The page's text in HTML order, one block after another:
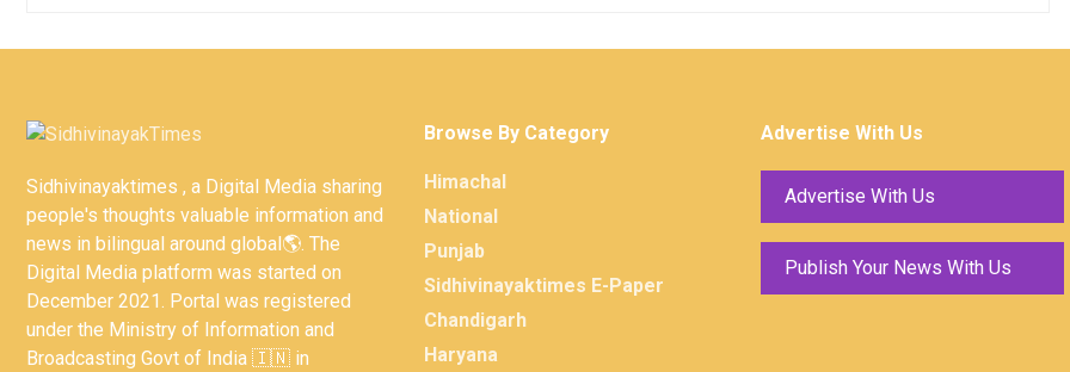
Sidhivinayaktimes , a Digital Media sharing
people's thoughts valuable information and
news in bilingual around global🌎. The
Digital Media platform was started on
December 2021. Portal was registered
under the Ministry of Information and
Broadcasting Govt of India 🇮🇳 in
Browse By Category
Himachal
National
Punjab
Sidhivinayaktimes E-Paper
Chandigarh
Haryana
Advertise With Us
Advertise With Us
Publish Your News With Us